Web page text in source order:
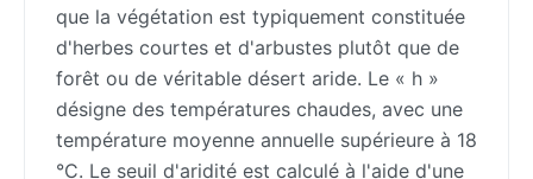
que la végétation est typiquement constituée
d'herbes courtes et d'arbustes plutôt que de
forêt ou de véritable désert aride. Le « h »
désigne des températures chaudes, avec une
température moyenne annuelle supérieure à 18
°C. Le seuil d'aridité est calculé à l'aide d'une